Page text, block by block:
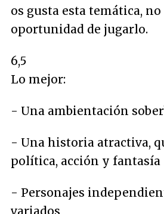
os gusta esta temática,
oportunidad de jugarlo.
6,5
Lo mejor:
- Una ambientación
- Una historia atractiva,
política, acción y fantasía
- Personajes
variados